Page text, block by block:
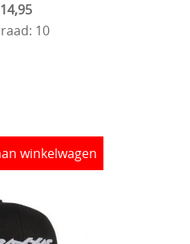
10
winkelwagen